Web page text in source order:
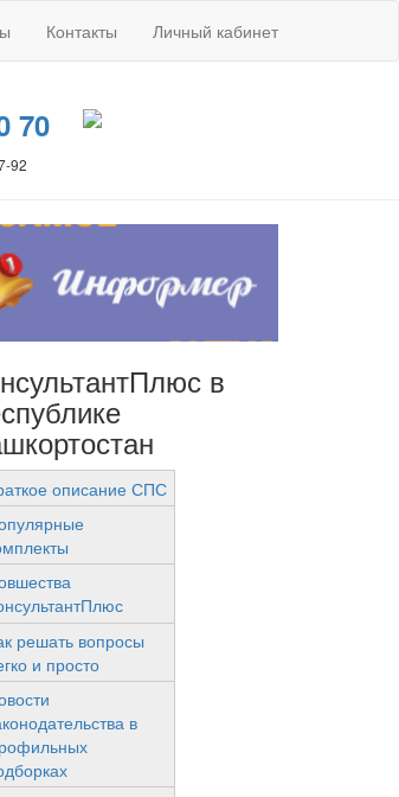
Контакты Личный кабинет
70
92
в
описание СПС
решать вопросы
и просто
в